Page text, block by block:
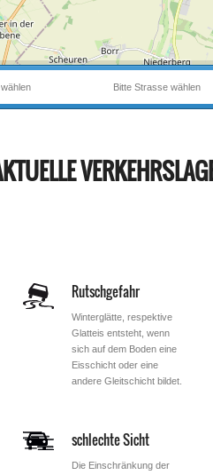
Bitte Strasse wählen
Rutschgefahr
Winterglätte, respektive
Glatteis entsteht, wenn
sich auf dem Boden eine
Eisschicht oder eine
andere Gleitschicht bildet.
schlechte Sicht
Die Einschränkung der